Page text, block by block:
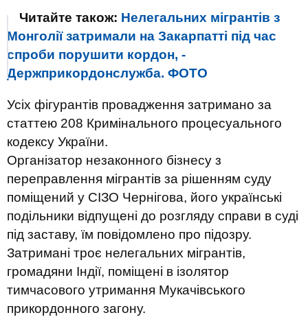
Читайте також: Нелегальних мігрантів з
Монголії затримали на Закарпатті під час
спроби порушити кордон, -
Держприкордонслужба. ФОТО
Усіх фігурантів провадження затримано за
статтею 208 Кримінального процесуального
кодексу України.
Організатор незаконного бізнесу з
переправлення мігрантів за рішенням суду
поміщений у СІЗО Чернігова, його українські
подільники відпущені до розгляду справи в суді
під заставу, їм повідомлено про підозру.
Затримані троє нелегальних мігрантів,
громадяни Індії, поміщені в ізолятор
тимчасового утримання Мукачівського
прикордонного загону.